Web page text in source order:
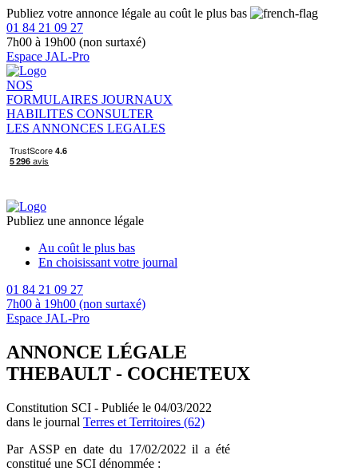
Publiez votre annonce légale au coût le plus bas
01 84 21 09 27
7h00 à 19h00 (non surtaxé)
Espace JAL-Pro
NOS
FORMULAIRES JOURNAUX
HABILITES CONSULTER
LES ANNONCES LEGALES
Publiez une annonce légale
Au coût le plus bas
En choisissant votre journal
01 84 21 09 27
7h00 à 19h00 (non surtaxé)
Espace JAL-Pro
ANNONCE LÉGALE
THEBAULT - COCHETEUX
Constitution SCI - Publiée le 04/03/2022
dans le journal Terres et Territoires (62)
Par ASSP en date du 17/02/2022 il a été
constitué une SCI dénommée :